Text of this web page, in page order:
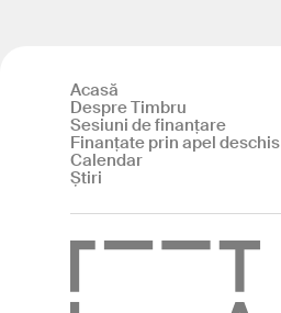
Acasă
Despre Timbru
Sesiuni de finanțare
Finanțate prin apel deschis
Calendar
Știri